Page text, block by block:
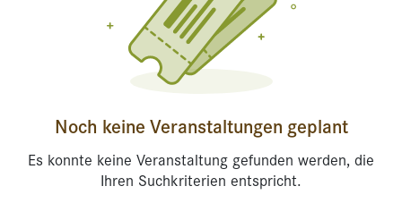
Noch keine Veranstaltungen geplant
Es konnte keine Veranstaltung gefunden werden, die
Ihren Suchkriterien entspricht.